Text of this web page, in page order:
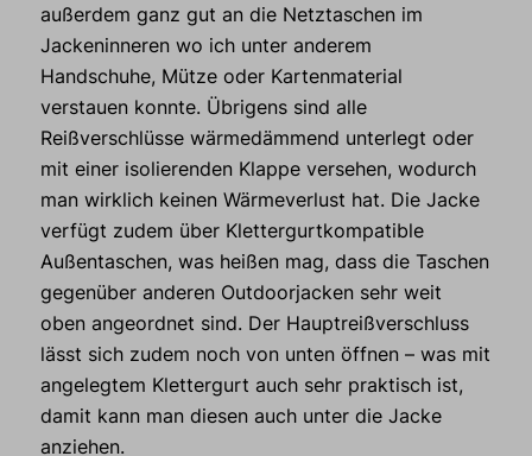
außerdem ganz gut an die Netztaschen im
Jackeninneren wo ich unter anderem
Handschuhe, Mütze oder Kartenmaterial
verstauen konnte. Übrigens sind alle
Reißverschlüsse wärmedämmend unterlegt oder
mit einer isolierenden Klappe versehen, wodurch
man wirklich keinen Wärmeverlust hat. Die Jacke
verfügt zudem über Klettergurtkompatible
Außentaschen, was heißen mag, dass die Taschen
gegenüber anderen Outdoorjacken sehr weit
oben angeordnet sind. Der Hauptreißverschluss
lässt sich zudem noch von unten öffnen – was mit
angelegtem Klettergurt auch sehr praktisch ist,
damit kann man diesen auch unter die Jacke
anziehen.